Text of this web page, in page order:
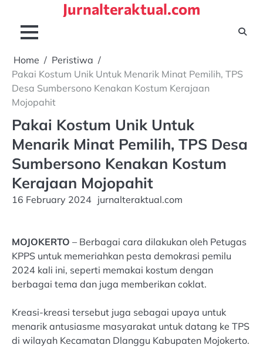
content
Jurnalteraktual.com
Home
Peristiwa
Pakai Kostum Unik Untuk Menarik Minat Pemilih, TPS
Desa Sumbersono Kenakan Kostum Kerajaan
Mojopahit
Pakai Kostum Unik Untuk
Menarik Minat Pemilih, TPS Desa
Sumbersono Kenakan Kostum
Kerajaan Mojopahit
16 February 2024 jurnalteraktual.com
MOJOKERTO – Berbagai cara dilakukan oleh Petugas
KPPS untuk memeriahkan pesta demokrasi pemilu
2024 kali ini, seperti memakai kostum dengan
berbagai tema dan juga memberikan coklat.
Kreasi-kreasi tersebut juga sebagai upaya untuk
menarik antusiasme masyarakat untuk datang ke TPS
di wilayah Kecamatan Dlanggu Kabupaten Mojokerto.